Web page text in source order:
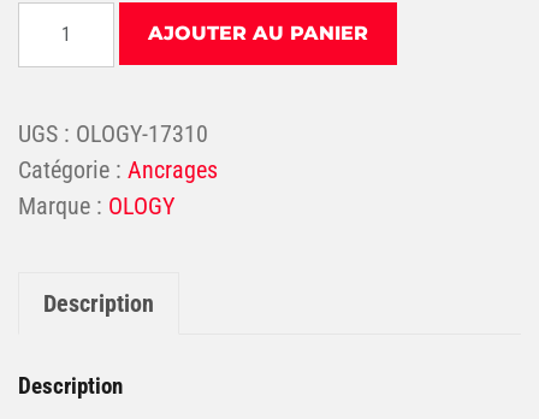
quantité de SEPARATEUR DE PISCINE TurnMaster
AJOUTER AU PANIER
UGS : OLOGY-17310
Catégorie : Ancrages
OLOGY
Description
Description